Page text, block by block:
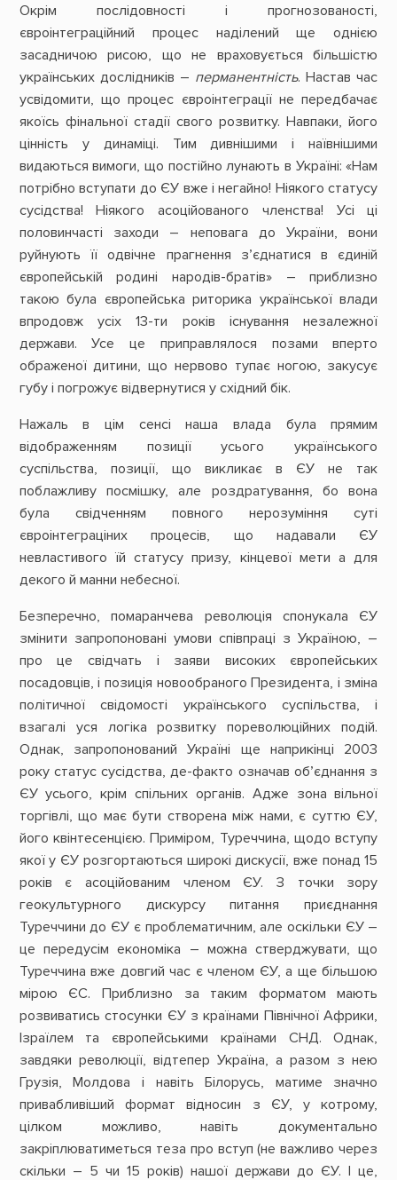
Окрім послідовності і прогнозованості,
євроінтеграційний процес наділений ще однією
засадничою рисою, що не враховується більшістю
українських дослідників – перманентність. Настав час
усвідомити, що процес євроінтеграції не передбачає
якоїсь фінальної стадії свого розвитку. Навпаки, його
цінність у динаміці. Тим дивнішими і наївнішими
видаються вимоги, що постійно лунають в Україні: «Нам
потрібно вступати до ЄУ вже і негайно! Ніякого статусу
сусідства! Ніякого асоційованого членства! Усі ці
половинчасті заходи – неповага до України, вони
руйнують її одвічне прагнення з’єднатися в єдиній
європейській родині народів-братів» – приблизно
такою була європейська риторика української влади
впродовж усіх 13-ти років існування незалежної
держави. Усе це приправлялося позами вперто
ображеної дитини, що нервово тупає ногою, закусує
губу і погрожує відвернутися у східний бік.
Нажаль в цім сенсі наша влада була прямим
відображенням позиції усього українського
суспільства, позиції, що викликає в ЄУ не так
поблажливу посмішку, але роздратування, бо вона
була свідченням повного нерозуміння суті
євроінтеграціних процесів, що надавали ЄУ
невластивого їй статусу призу, кінцевої мети а для
декого й манни небесної.
Безперечно, помаранчева революція спонукала ЄУ
змінити запропоновані умови співпраці з Україною, –
про це свідчать і заяви високих європейських
посадовців, і позиція новообраного Президента, і зміна
політичної свідомості українського суспільства, і
взагалі уся логіка розвитку пореволюційних подій.
Однак, запропонований Україні ще наприкінці 2003
року статус сусідства, де-факто означав об’єднання з
ЄУ усього, крім спільних органів. Адже зона вільної
торгівлі, що має бути створена між нами, є суттю ЄУ,
його квінтесенцією. Приміром, Туреччина, щодо вступу
якої у ЄУ розгортаються широкі дискусії, вже понад 15
років є асоційованим членом ЄУ. З точки зору
геокультурного дискурсу питання приєднання
Туреччини до ЄУ є проблематичним, але оскільки ЄУ –
це передусім економіка – можна стверджувати, що
Туреччина вже довгий час є членом ЄУ, а ще більшою
мірою ЄС. Приблизно за таким форматом мають
розвиватись стосунки ЄУ з країнами Північної Африки,
Ізраїлем та європейськими країнами СНД. Однак,
завдяки революції, відтепер Україна, а разом з нею
Грузія, Молдова і навіть Білорусь, матиме значно
привабливіший формат відносин з ЄУ, у котрому,
цілком можливо, навіть документально
закріплюватиметься теза про вступ (не важливо через
скільки – 5 чи 15 років) нашої держави до ЄУ. І це,